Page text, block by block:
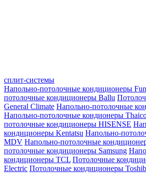
сплит-системы
Напольно-потолочные кондиционеры
потолочные кондиционеры Ballu
General Climate Напольно-потолочные
Напольно-потолочные кондионеры
потолочные кондиционеры HISENSE
кондиционеры Kentatsu Напольно-
MDV Напольно-потолочные
потолочные кондиционеры Samsung
кондиционеры TCL Потолочные
Electric Потолочные кондиционеры